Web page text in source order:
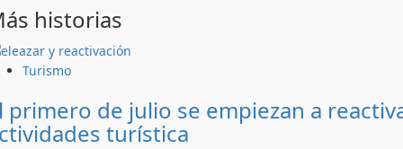
historias
Turismo
primero de julio se empiezan a
turística